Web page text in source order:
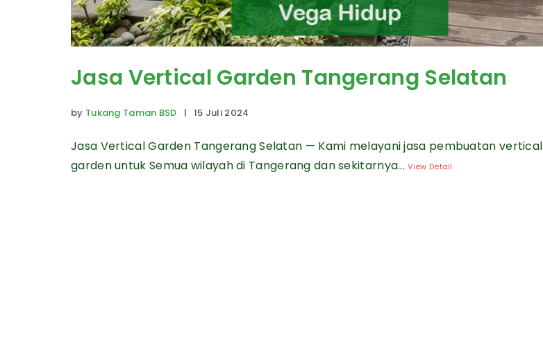
Jasa Vertical Garden Tangerang Selatan
by Tukang Taman BSD | 15 Juli 2024
Jasa Vertical Garden Tangerang Selatan — Kami melayani jasa pembuatan vertical
garden untuk Semua wilayah di Tangerang dan sekitarnya...View Detail